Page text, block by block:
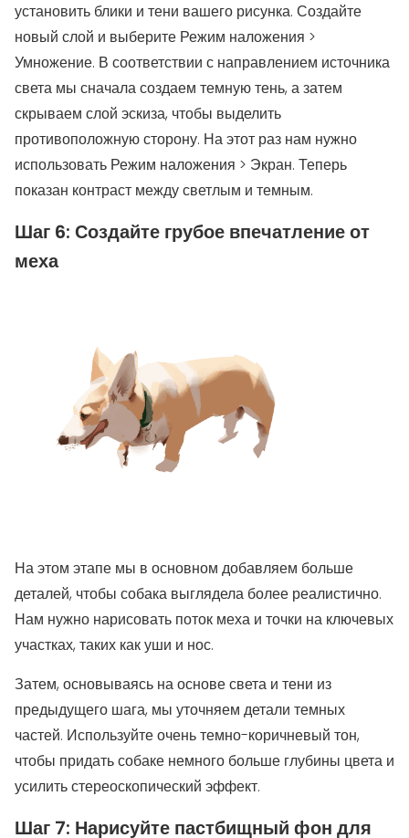
установить блики и тени вашего рисунка. Создайте
новый слой и выберите Режим наложения >
Умножение. В соответствии с направлением источника
света мы сначала создаем темную тень, а затем
скрываем слой эскиза, чтобы выделить
противоположную сторону. На этот раз нам нужно
использовать Режим наложения > Экран. Теперь
показан контраст между светлым и темным.
Шаг 6: Создайте грубое впечатление от
меха
На этом этапе мы в основном добавляем больше
деталей, чтобы собака выглядела более реалистично.
Нам нужно нарисовать поток меха и точки на ключевых
участках, таких как уши и нос.
Затем, основываясь на основе света и тени из
предыдущего шага, мы уточняем детали темных
частей. Используйте очень темно-коричневый тон,
чтобы придать собаке немного больше глубины цвета и
усилить стереоскопический эффект.
Шаг 7: Нарисуйте пастбищный фон для